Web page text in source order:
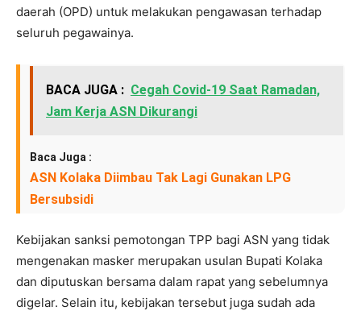
daerah (OPD) untuk melakukan pengawasan terhadap
seluruh pegawainya.
BACA JUGA : Cegah Covid-19 Saat Ramadan,
Jam Kerja ASN Dikurangi
Baca Juga :
ASN Kolaka Diimbau Tak Lagi Gunakan LPG
Bersubsidi
Kebijakan sanksi pemotongan TPP bagi ASN yang tidak
mengenakan masker merupakan usulan Bupati Kolaka
dan diputuskan bersama dalam rapat yang sebelumnya
digelar. Selain itu, kebijakan tersebut juga sudah ada